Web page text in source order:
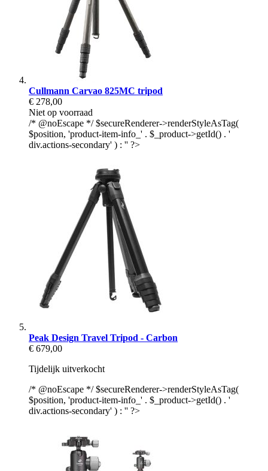
Cullmann Carvao 825MC tripod
€ 278,00
Niet op voorraad
/* @noEscape */ $secureRenderer->renderStyleAsTag(
$position, 'product-item-info_' . $_product->getId() . '
div.actions-secondary' ) : '' ?>
Peak Design Travel Tripod - Carbon
€ 679,00
Tijdelijk uitverkocht
/* @noEscape */ $secureRenderer->renderStyleAsTag(
$position, 'product-item-info_' . $_product->getId() . '
div.actions-secondary' ) : '' ?>